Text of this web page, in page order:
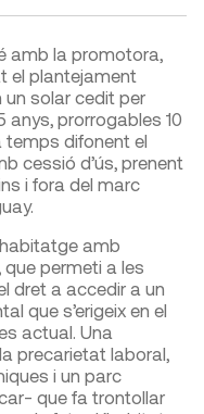
amb la promotora,
el plantejament
solar cedit per
anys, prorrogables 10
temps difonent el
cessió d’ús, prenent
i fora del marc
amb
permeti a les
dret a accedir a un
que s’erigeix en el
actual. Una
precarietat laboral,
i un parc
que fa trontollar